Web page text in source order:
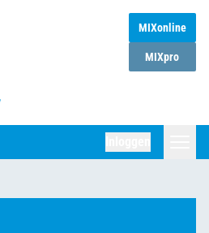
MIXonline
MIXpro